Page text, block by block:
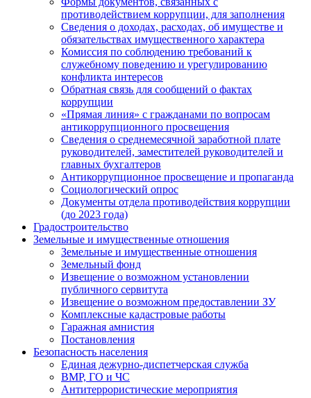
противодействием коррупции, для заполнения
Сведения о доходах, расходах, об имуществе и
обязательствах имущественного характера
Комиссия по соблюдению требований к
служебному поведению и урегулированию
конфликта интересов
Обратная связь для сообщений о фактах
коррупции
«Прямая линия» с гражданами по вопросам
антикоррупционного просвещения
Сведения о среднемесячной заработной плате
руководителей, заместителей руководителей и
главных бухгалтеров
Антикоррупционное просвещение и пропаганда
Социологический опрос
Документы отдела противодействия коррупции
(до 2023 года)
Градостроительство
Земельные и имущественные отношения
Земельные и имущественные отношения
Земельный фонд
Извещение о возможном установлении
публичного сервитута
Извещение о возможном предоставлении ЗУ
Комплексные кадастровые работы
Гаражная амнистия
Постановления
Безопасность населения
Единая дежурно-диспетчерская служба
ВМР, ГО и ЧС
Антитеррористические мероприятия